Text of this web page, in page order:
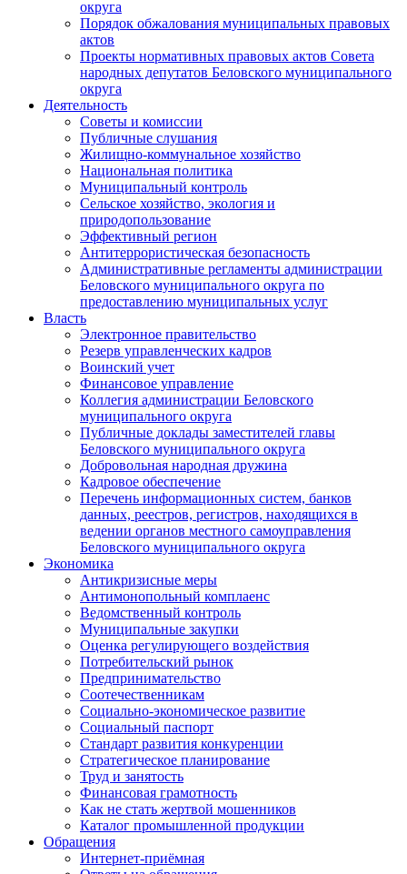
округа
Порядок обжалования муниципальных правовых
актов
Проекты нормативных правовых актов Совета
народных депутатов Беловского муниципального
округа
Деятельность
Советы и комиссии
Публичные слушания
Жилищно-коммунальное хозяйство
Национальная политика
Муниципальный контроль
Сельское хозяйство, экология и
природопользование
Эффективный регион
Антитеррористическая безопасность
Административные регламенты администрации
Беловского муниципального округа по
предоставлению муниципальных услуг
Власть
Электронное правительство
Резерв управленческих кадров
Воинский учет
Финансовое управление
Коллегия администрации Беловского
муниципального округа
Публичные доклады заместителей главы
Беловского муниципального округа
Добровольная народная дружина
Кадровое обеспечение
Перечень информационных систем, банков
данных, реестров, регистров, находящихся в
ведении органов местного самоуправления
Беловского муниципального округа
Экономика
Антикризисные меры
Антимонопольный комплаенс
Ведомственный контроль
Муниципальные закупки
Оценка регулирующего воздействия
Потребительский рынок
Предпринимательство
Соотечественникам
Социально-экономическое развитие
Социальный паспорт
Стандарт развития конкуренции
Стратегическое планирование
Труд и занятость
Финансовая грамотность
Как не стать жертвой мошенников
Каталог промышленной продукции
Обращения
Интернет-приёмная